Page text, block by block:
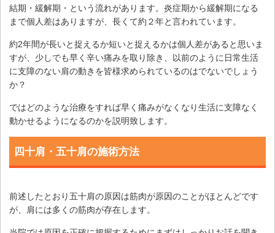
結期・緩解期・という流れがあります。炎症期から緩解期になる
まで個人差はありますが、長くて約２年と言われています。
約2年間が長いと捉えるか短いと捉えるかは個人差があると思いま
すが、少しでも早く辛い痛みを取り除き、以前のように日常生活
に支障のない肩の動きを皆様求められているのはでないでしょう
か？
ではどのような治療をすれば早く痛みがなくなり生活に支障なく
動かせるようになるのかを説明致します。
四十肩・五十肩の施術方法
前述したとおり五十肩の原因は筋肉が原因のことがほとんどです
が、肩には多くの筋肉が存在します。